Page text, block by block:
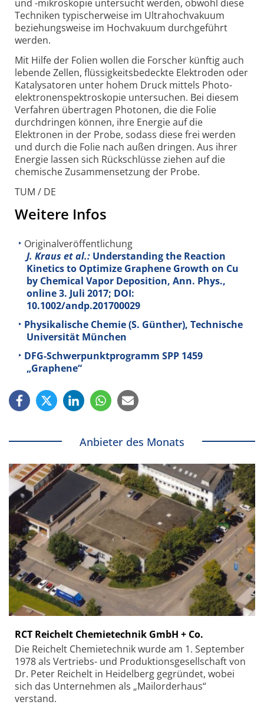
und -mikroskopie untersucht werden, obwohl diese
Techniken typischerweise im Ultra­hoch­vakuum
beziehungsweise im Hochvakuum durchgeführt
werden.
Mit Hilfe der Folien wollen die Forscher künftig auch
lebende Zellen, flüssigkeits­bedeckte Elektroden oder
Katalysatoren unter hohem Druck mittels Photo­
elektronen­spektroskopie untersuchen. Bei diesem
Verfahren übertragen Photonen, die die Folie
durchdringen können, ihre Energie auf die
Elektronen in der Probe, sodass diese frei werden
und durch die Folie nach außen dringen. Aus ihrer
Energie lassen sich Rückschlüsse ziehen auf die
chemische Zusammensetzung der Probe.
TUM / DE
Weitere Infos
Originalveröffentlichung
J. Kraus et al.: Understanding the Reaction
Kinetics to Optimize Graphene Growth on Cu
by Chemical Vapor Deposition, Ann. Phys.,
online 3. Juli 2017; DOI:
10.1002/andp.201700029
Physikalische Chemie (S. Günther), Technische
Universität München
DFG-Schwerpunktprogramm SPP 1459
„Graphene“
Anbieter des Monats
RCT Reichelt Chemietechnik GmbH + Co.
Die Reichelt Chemietechnik wurde am 1. September
1978 als Vertriebs- und Produktionsgesellschaft von
Dr. Peter Reichelt in Heidelberg gegründet, wobei
sich das Unternehmen als „Mailorderhaus“
verstand.